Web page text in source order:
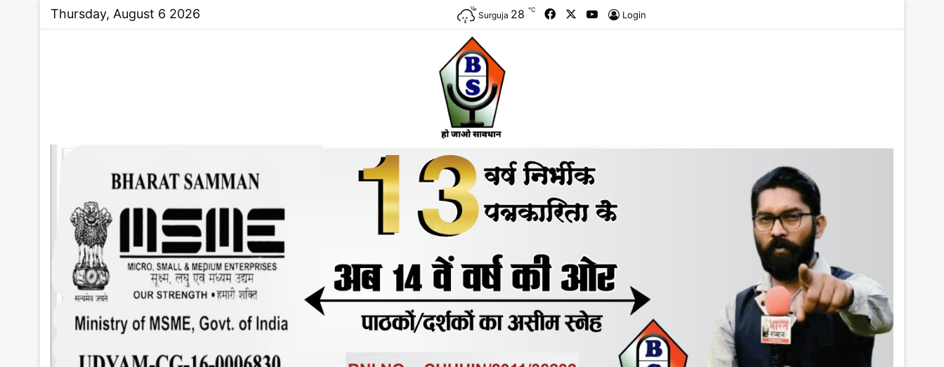
Thursday, August 6 2026 Surguja 28 ℃ FacebookYouTube
Login